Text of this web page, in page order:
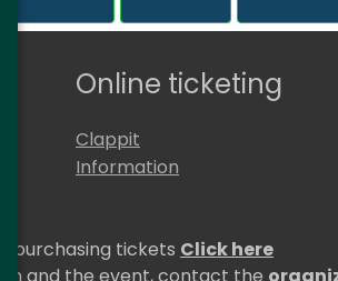
Online ticketing
Clappit
Information
purchasing tickets Click here